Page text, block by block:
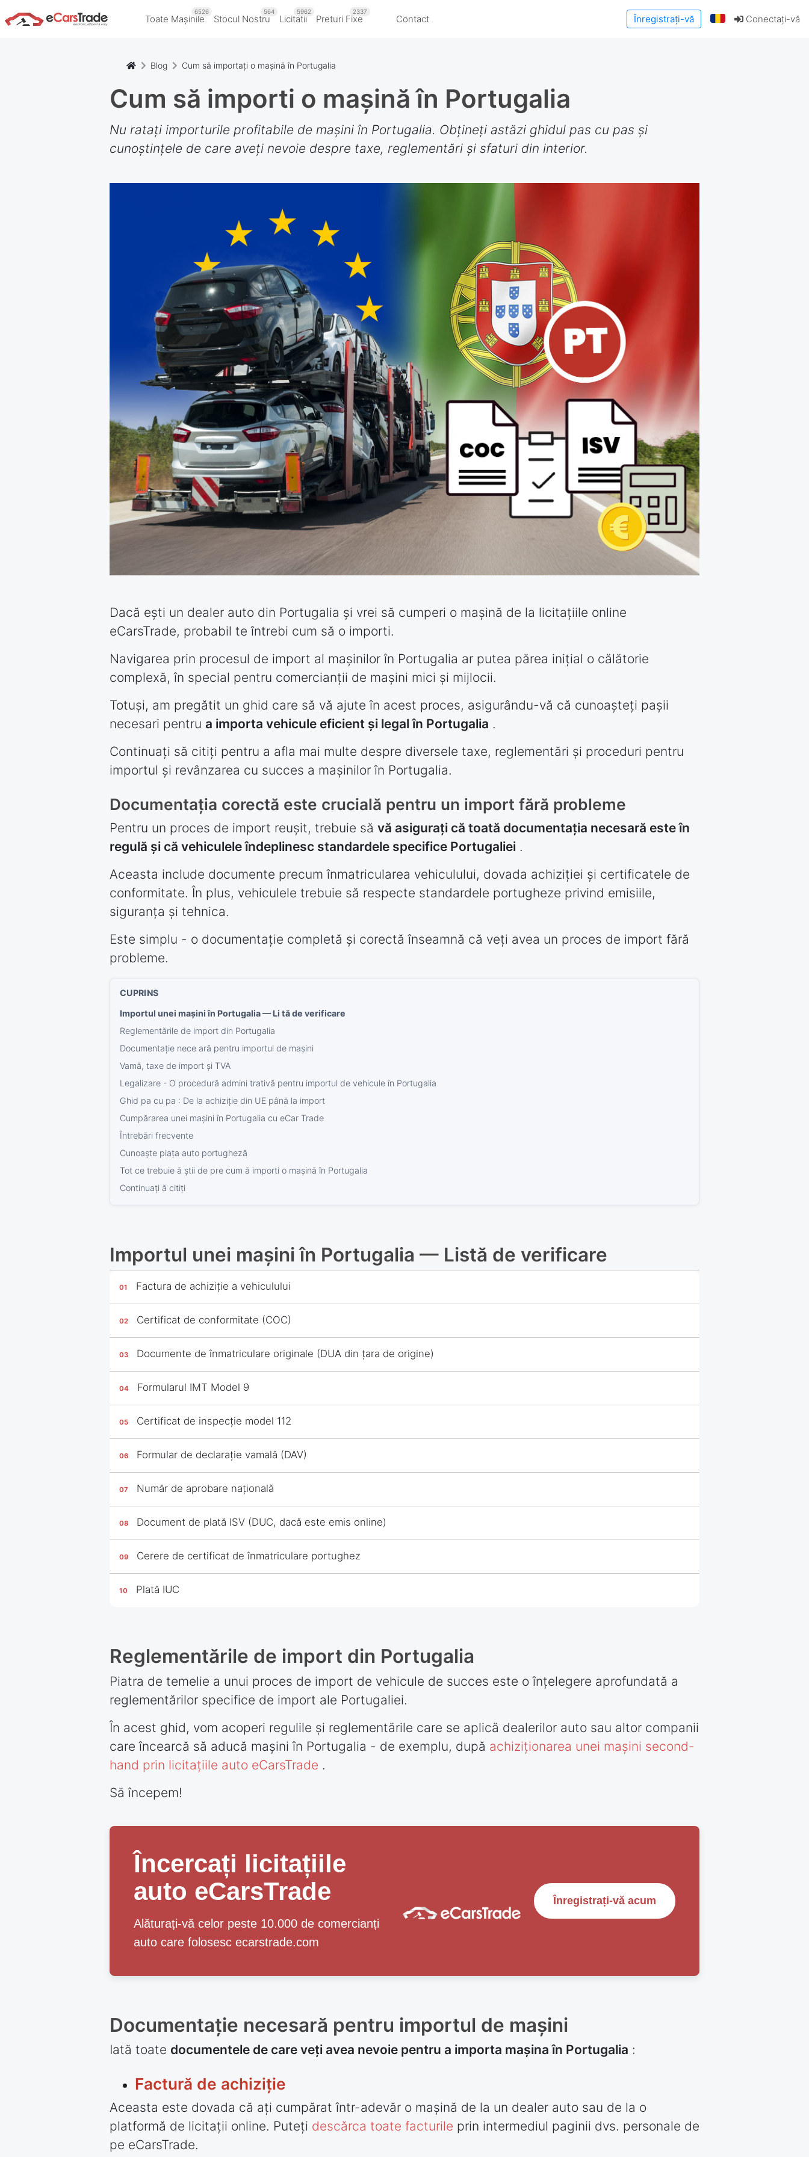
Toate Mașinile
6526
Stocul Nostru
564
Licitatii
5962
Preturi Fixe
2337
Contact Înregistrați-vă Conectați-vă
Blog Cum să importați o mașină în Portugalia
Cum să importi o mașină în Portugalia
Nu ratați importurile profitabile de mașini în Portugalia. Obțineți astăzi ghidul pas cu pas și
cunoștințele de care aveți nevoie despre taxe, reglementări și sfaturi din interior.
Dacă ești un dealer auto din Portugalia și vrei să cumperi o mașină de la licitațiile online
eCarsTrade, probabil te întrebi cum să o importi.
Navigarea prin procesul de import al mașinilor în Portugalia ar putea părea inițial o călătorie
complexă, în special pentru comercianții de mașini mici și mijlocii.
Totuși, am pregătit un ghid care să vă ajute în acest proces, asigurându-vă că cunoașteți pașii
necesari pentru a importa vehicule eficient și legal în Portugalia .
Continuați să citiți pentru a afla mai multe despre diversele taxe, reglementări și proceduri pentru
importul și revânzarea cu succes a mașinilor în Portugalia.
Documentația corectă este crucială pentru un import fără probleme
Pentru un proces de import reușit, trebuie să vă asigurați că toată documentația necesară este în
regulă și că vehiculele îndeplinesc standardele specifice Portugaliei .
Aceasta include documente precum înmatricularea vehiculului, dovada achiziției și certificatele de
conformitate. În plus, vehiculele trebuie să respecte standardele portugheze privind emisiile,
siguranța și tehnica.
Este simplu - o documentație completă și corectă înseamnă că veți avea un proces de import fără
probleme.
Importul unei mașini în Portugalia — Li tă de verificare
Reglementările de import din Portugalia
Documentație nece ară pentru importul de mașini
Vamă, taxe de import și TVA
Legalizare - O procedură admini trativă pentru importul de vehicule în Portugalia
Ghid pa cu pa : De la achiziție din UE până la import
Cumpărarea unei mașini în Portugalia cu eCar Trade
Întrebări frecvente
Cunoaște piața auto portugheză
Tot ce trebuie ă știi de pre cum ă importi o mașină în Portugalia
Continuați ă citiți
Importul unei mașini în Portugalia — Listă de verificare
Factura de achiziție a vehiculului
Certificat de conformitate (COC)
Documente de înmatriculare originale (DUA din țara de origine)
Formularul IMT Model 9
Certificat de inspecție model 112
Formular de declarație vamală (DAV)
Număr de aprobare națională
Document de plată ISV (DUC, dacă este emis online)
Cerere de certificat de înmatriculare portughez
Plată IUC
Reglementările de import din Portugalia
Piatra de temelie a unui proces de import de vehicule de succes este o înțelegere aprofundată a
reglementărilor specifice de import ale Portugaliei.
În acest ghid, vom acoperi regulile și reglementările care se aplică dealerilor auto sau altor companii
care încearcă să aducă mașini în Portugalia - de exemplu, după achiziționarea unei mașini second-
hand prin licitațiile auto eCarsTrade .
Să începem!
Încercați licitațiile
auto eCarsTrade
Alăturați-vă celor peste 10.000 de comercianți
auto care folosesc ecarstrade.com
Înregistrați-vă acum
Documentație necesară pentru importul de mașini
Iată toate documentele de care veți avea nevoie pentru a importa mașina în Portugalia :
Factură de achiziție
Aceasta este dovada că ați cumpărat într-adevăr o mașină de la un dealer auto sau de la o
platformă de licitații online. Puteți descărca toate facturile prin intermediul paginii dvs. personale de
pe eCarsTrade.